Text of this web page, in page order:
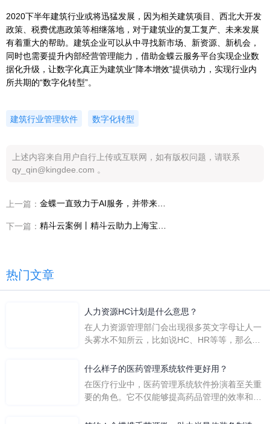
2020下半年建筑行业或将迅猛发展，因为相关建筑项目、西北大开发
政策、税费优惠政策等相继落地，对于建筑业的复工复产、未来发展
有着重大的帮助。建筑企业可以从中寻找新市场、新资源、新机会，
同时也需要提升内部经营管理能力，借助金蝶云服务平台实现企业数
据化升级，让数字化真正为建筑业“降本增效”提供动力，实现行业内
所共期的“数字化转型”。
建筑行业管理软件 数字化转型
上述内容来自用户自行上传或互联网，如有版权问题，请联系
qy_qin@kingdee.com 。
上一篇：
下一篇：
热门文章
人力资源HC计划是什么意思？
在人力资源管理部门会出现很多英文字母让人一
头雾水不知所云，比如说HC、HR等等，那么它
么呢？
什么样子的医药管理系统软件更好用？
在医疗行业中，医药管理系统软件扮演着至关重
要的角色。它不仅能够提高药品管理的效率和准
一个好用的医药管理系统软件应具备以下特点。